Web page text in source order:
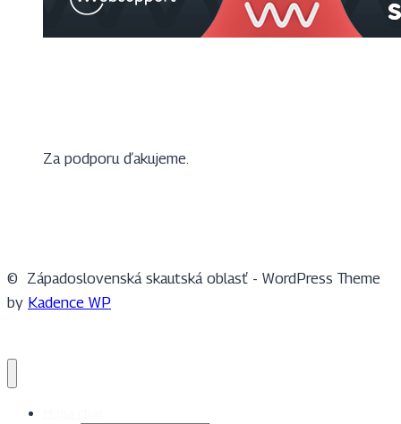
Za podporu ďakujeme.
© Západoslovenská skautská oblasť - WordPress Theme
by Kadence WP